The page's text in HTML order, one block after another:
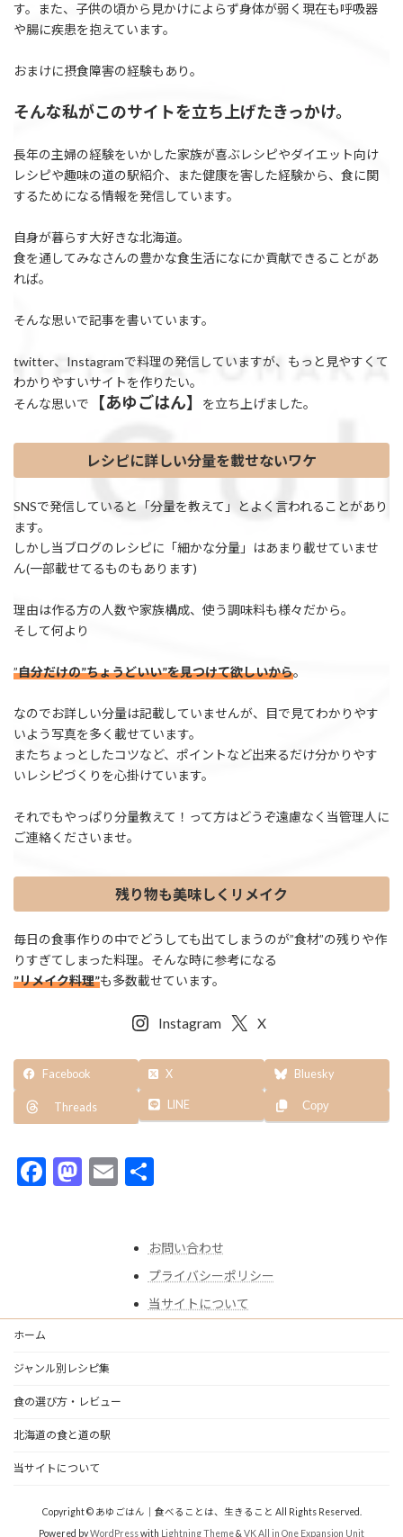
す。また、子供の頃から見かけによらず身体が弱く現在も呼吸器
や腸に疾患を抱えています。
おまけに摂食障害の経験もあり。
そんな私がこのサイトを立ち上げたきっかけ。
長年の主婦の経験をいかした家族が喜ぶレシピやダイエット向け
レシピや趣味の道の駅紹介、また健康を害した経験から、食に関
するためになる情報を発信しています。
自身が暮らす大好きな北海道。
食を通してみなさんの豊かな食生活になにか貢献できることがあ
れば。
そんな思いで記事を書いています。
twitter、Instagramで料理の発信していますが、もっと見やすくて
わかりやすいサイトを作りたい。
そんな思いで
【あゆごはん】 を立ち上げました。
レシピに詳しい分量を載せないワケ
SNSで発信していると「分量を教えて」とよく言われることがあり
ます。
しかし当ブログのレシピに「細かな分量」はあまり載せていませ
ん(一部載せてるものもあります)
理由は作る方の人数や家族構成、使う調味料も様々だから。
そして何より
”自分だけの”ちょうどいい”を見つけて欲しいから。
なのでお詳しい分量は記載していませんが、目で見てわかりやす
いよう写真を多く載せています。
またちょっとしたコツなど、ポイントなど出来るだけ分かりやす
いレシピづくりを心掛けています。
それでもやっぱり分量教えて！って方はどうぞ遠慮なく当管理人に
ご連絡くださいませ。
残り物も美味しくリメイク
毎日の食事作りの中でどうしても出てしまうのが”食材”の残りや作
りすぎてしまった料理。そんな時に参考になる
”リメイク料理”も多数載せています。
Instagram X
Facebook X Bluesky
Threads LINE Copy
F
o
M
n
E
お問い合わせ
プライバシーポリシー
当サイトについて
ホーム
ジャンル別レシピ集
食の選び方・レビュー
北海道の食と道の駅
当サイトについて
Copyright © あゆごはん｜食べることは、生きること All Rights Reserved.
Powered byWordPresswith Lightning Theme& VK All in One Expansion Unit